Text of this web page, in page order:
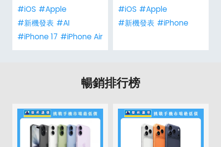
人包！
#iOS #Apple
#新機發表 #AI
#iPhone 17 #iPhone Air
#iOS #Apple
#新機發表 #iPhone
暢銷排行榜